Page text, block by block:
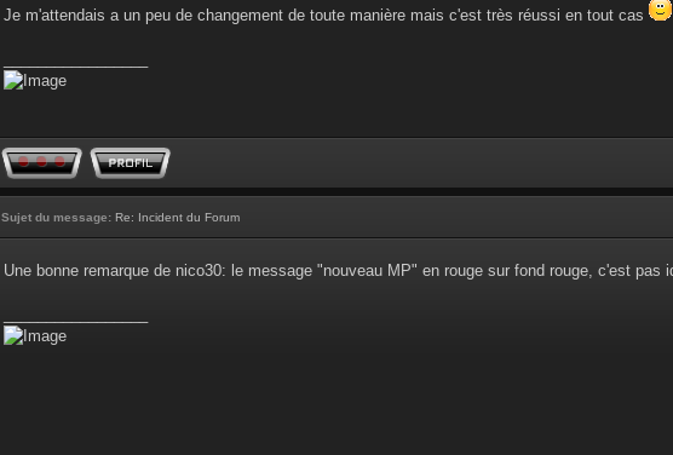
Je m'attendais a un peu de changement de toute manière mais c'est très réussi en tout cas
Sujet du message: Re: Incident du Forum
Une bonne remarque de nico30: le message "nouveau MP" en rouge sur fond rouge, c'est pas